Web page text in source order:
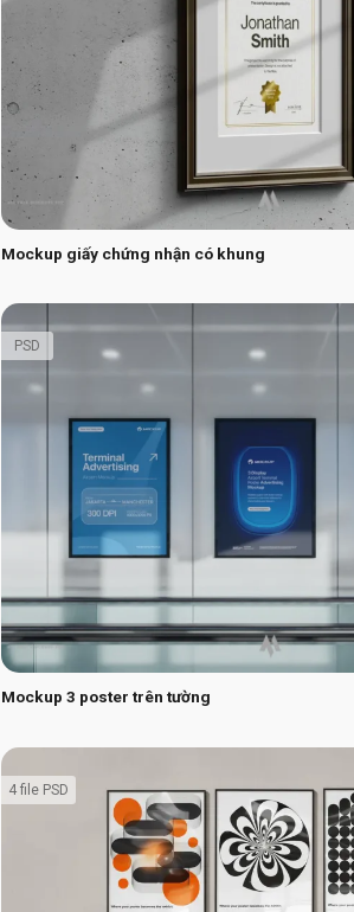
Mockup giấy chứng nhận có khung
Mockup 3 poster trên tường
PSD
4 file PSD